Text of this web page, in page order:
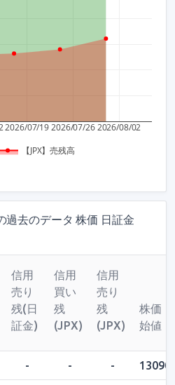
2026/07/192026/07/262026/08/02
【JPX】売残高
過去のデータ 株価 日証金
信用
売り
残(日
証金)
信用
買い
残
(JPX)
信用
売り
残
(JPX)
株価
始値
- - - 13090